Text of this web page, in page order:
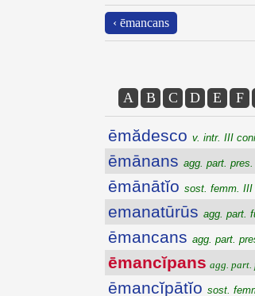
‹ ēmancans
A B C D E F
ēmădesco v. intr. III
ēmānans agg. part. pres.
ēmānātĭo sost. femm. III
emanatūrūs agg. part.
ēmancans agg. part.
ēmancĭpans agg. part.
ēmancĭpātĭo sost.